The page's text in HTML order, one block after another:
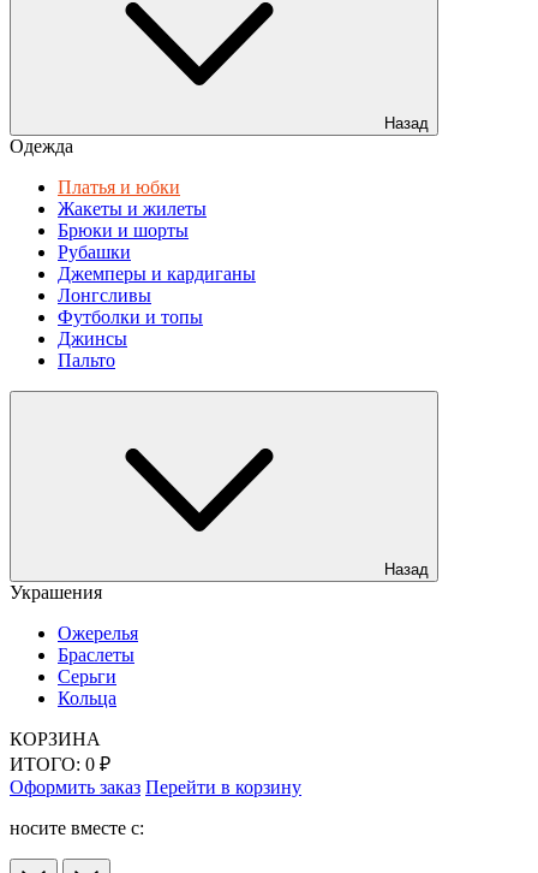
Назад
Одежда
Платья и юбки
Жакеты и жилеты
Брюки и шорты
Рубашки
Джемперы и кардиганы
Лонгсливы
Футболки и топы
Джинсы
Пальто
Назад
Украшения
Ожерелья
Браслеты
Серьги
Кольца
КОРЗИНА
ИТОГО: 0 ₽
Оформить заказ Перейти в корзину
носите вместе с: